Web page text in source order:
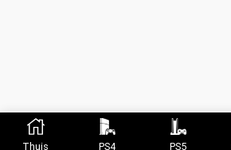
Thuis PS4 PS5